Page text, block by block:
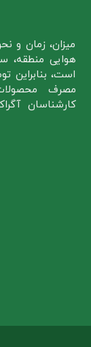
میزان، زمان و
هوایی منطقه،
است،
مصرف
کارشناسان